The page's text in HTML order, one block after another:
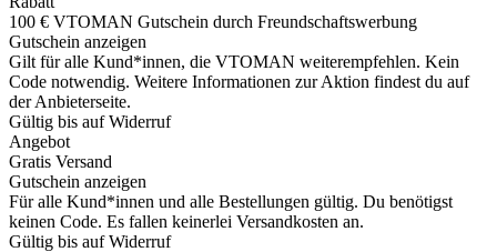
100 € VTOMAN Gutschein durch Freundschaftswerbung
Gutschein anzeigen
Gilt für alle Kund*innen, die VTOMAN weiterempfehlen. Kein
Code notwendig. Weitere Informationen zur Aktion findest du auf
der Anbieterseite.
Gültig bis auf Widerruf
Angebot
Gratis Versand
Gutschein anzeigen
Für alle Kund*innen und alle Bestellungen gültig. Du benötigst
keinen Code. Es fallen keinerlei Versandkosten an.
Gültig bis auf Widerruf